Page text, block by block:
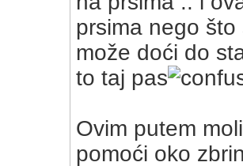
prsima nego
može doći do
to taj pas
Ovim putem
pomoći oko